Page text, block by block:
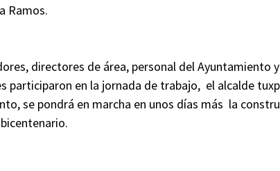
Ramos.
directores de área, personal del Ayuntamiento
participaron en la jornada de trabajo, el alcalde
se pondrá en marcha en unos días más la